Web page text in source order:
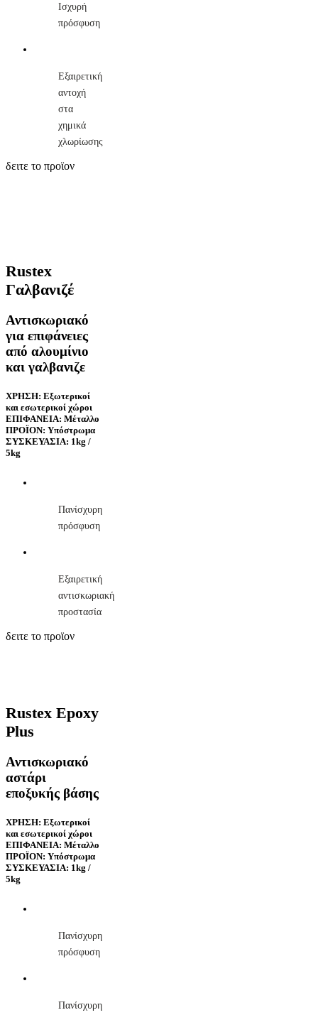
Ισχυρή
πρόσφυση
Εξαιρετική
αντοχή
στα
χημικά
χλωρίωσης
δειτε το προϊον
Rustex
Γαλβανιζέ
Αντισκωριακό
για επιφάνειες
από αλουμίνιο
και γαλβανιζε
ΧΡΗΣΗ: Εξωτερικοί
και εσωτερικοί χώροι
ΕΠΙΦΑΝΕΙΑ: Μέταλλο
ΠΡΟΪΟΝ: Υπόστρωμα
ΣΥΣΚΕΥΑΣΙΑ: 1kg /
5kg
Πανίσχυρη
πρόσφυση
Εξαιρετική
αντισκωριακή
προστασία
δειτε το προϊον
Rustex Epoxy
Plus
Αντισκωριακό
αστάρι
εποξυκής βάσης
ΧΡΗΣΗ: Εξωτερικοί
και εσωτερικοί χώροι
ΕΠΙΦΑΝΕΙΑ: Μέταλλο
ΠΡΟΪΟΝ: Υπόστρωμα
ΣΥΣΚΕΥΑΣΙΑ: 1kg /
5kg
Πανίσχυρη
πρόσφυση
Πανίσχυρη